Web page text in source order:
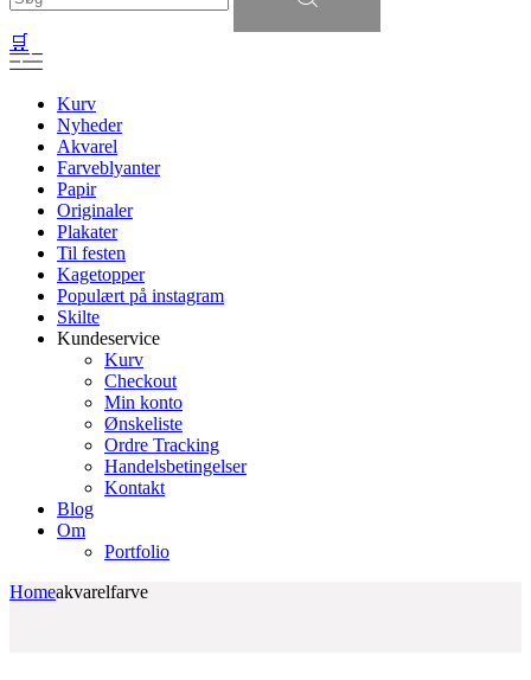
🛒
Kurv
Nyheder
Akvarel
Farveblyanter
Papir
Originaler
Plakater
Til festen
Kagetopper
Populært på instagram
Skilte
Kundeservice
Kurv
Checkout
Min konto
Ønskeliste
Ordre Tracking
Handelsbetingelser
Kontakt
Blog
Om
Portfolio
Homeakvarelfarve